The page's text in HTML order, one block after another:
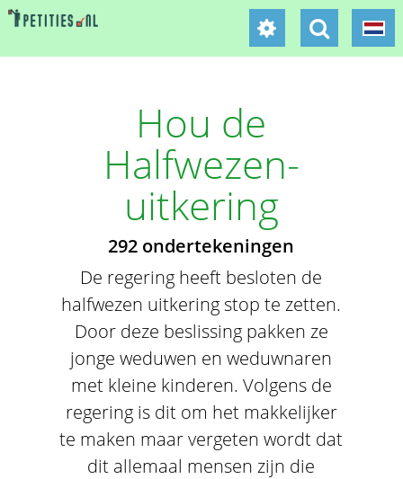
Hou de
Halfwezen-
uitkering
292 ondertekeningen
De regering heeft besloten de
halfwezen uitkering stop te zetten.
Door deze beslissing pakken ze
jonge weduwen en weduwnaren
met kleine kinderen. Volgens de
regering is dit om het makkelijker
te maken maar vergeten wordt dat
dit allemaal mensen zijn die